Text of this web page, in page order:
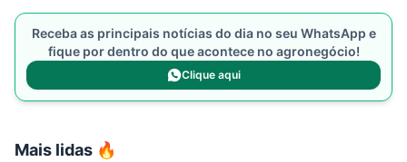
Mais lidas 🔥
Receba as principais notícias do dia no seu WhatsApp e
fique por dentro do que acontece no agronegócio!
Clique aqui